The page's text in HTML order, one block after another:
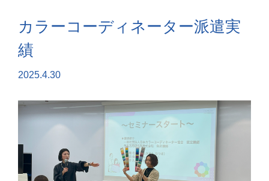
n
カラーコーディネーター派遣実
績
2025.4.30